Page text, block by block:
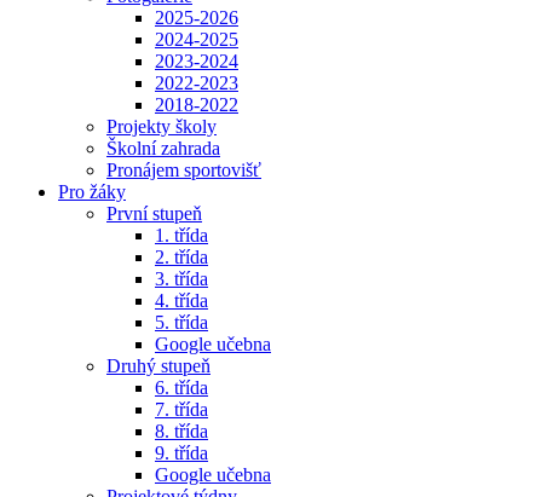
2025-2026
2024-2025
2023-2024
2022-2023
2018-2022
Projekty školy
Školní zahrada
Pronájem sportovišť
Pro žáky
První stupeň
1. třída
2. třída
3. třída
4. třída
5. třída
Google učebna
Druhý stupeň
6. třída
7. třída
8. třída
9. třída
Google učebna